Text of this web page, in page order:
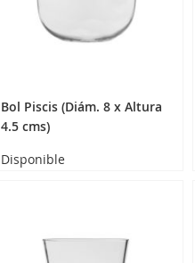
Bol Piscis (Diám. 8 x Altura
4.5 cms)
Disponible